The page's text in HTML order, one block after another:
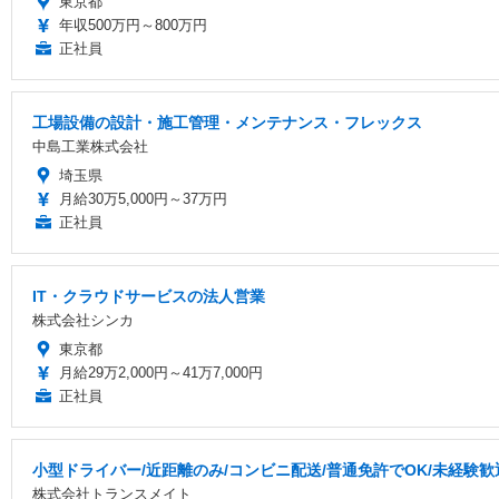
年収500万円～800万円
正社員
工場設備の設計・施工管理・メンテナンス・フレックス
中島工業株式会社
埼玉県
月給30万5,000円～37万円
正社員
IT・クラウドサービスの法人営業
株式会社シンカ
東京都
月給29万2,000円～41万7,000円
正社員
小型ドライバー/近距離のみ/コンビニ配送/普通免許でOK/未経験歓
株式会社トランスメイト